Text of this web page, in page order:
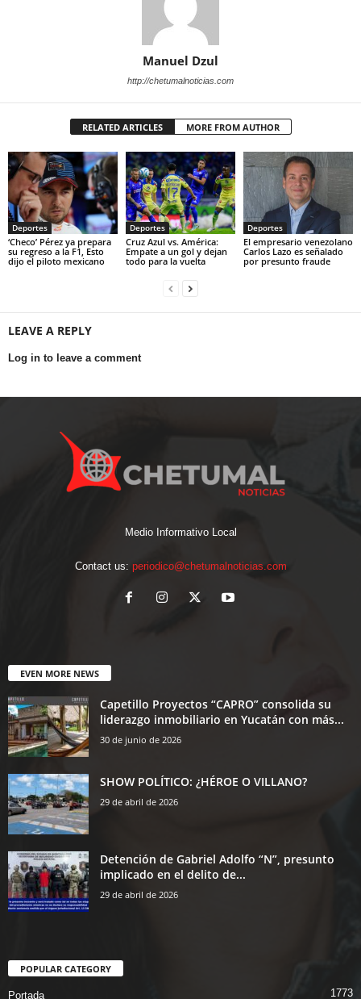
Manuel Dzul
http://chetumalnoticias.com
RELATED ARTICLES MORE FROM AUTHOR
Deportes
‘Checo’ Pérez ya prepara
su regreso a la F1, Esto
dijo el piloto mexicano
Deportes
Cruz Azul vs. América:
Empate a un gol y dejan
todo para la vuelta
Deportes
El empresario venezolano
Carlos Lazo es señalado
por presunto fraude
LEAVE A REPLY
Log in to leave a comment
Medio Informativo Local
Contact us: periodico@chetumalnoticias.com
EVEN MORE NEWS
Capetillo Proyectos “CAPRO” consolida su
liderazgo inmobiliario en Yucatán con más...
30 de junio de 2026
SHOW POLÍTICO: ¿HÉROE O VILLANO?
29 de abril de 2026
Detención de Gabriel Adolfo “N”, presunto
implicado en el delito de...
29 de abril de 2026
POPULAR CATEGORY
Portada 1773